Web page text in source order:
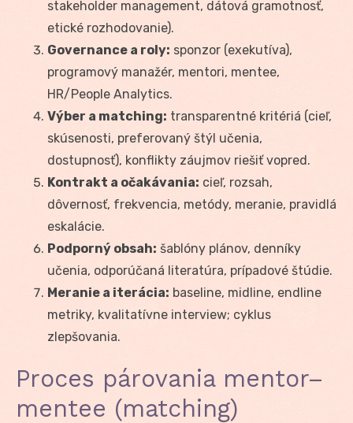
stakeholder management, dátová gramotnosť,
etické rozhodovanie).
Governance a roly: sponzor (exekutíva),
programový manažér, mentori, mentee,
HR/People Analytics.
Výber a matching: transparentné kritériá (cieľ,
skúsenosti, preferovaný štýl učenia,
dostupnosť), konflikty záujmov riešiť vopred.
Kontrakt a očakávania: cieľ, rozsah,
dôvernosť, frekvencia, metódy, meranie, pravidlá
eskalácie.
Podporný obsah: šablóny plánov, denníky
učenia, odporúčaná literatúra, prípadové štúdie.
Meranie a iterácia: baseline, midline, endline
metriky, kvalitatívne interview; cyklus
zlepšovania.
Proces párovania mentor–
mentee (matching)